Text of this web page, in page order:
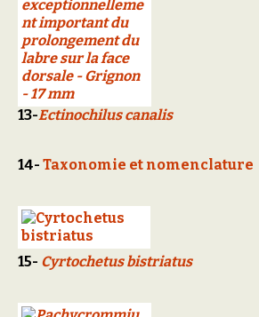
13-Ectinochilus canalis
14- Taxonomie et nomenclature
15- Cyrtochetus bistriatus